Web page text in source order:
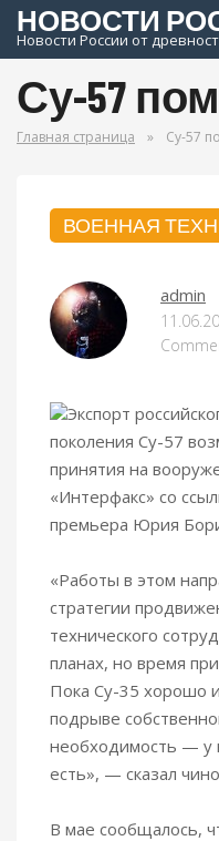
НОВОСТИ
Новости России от
Су-57
Главная страница » Су-57
ВОЕННАЯ
admin
Экспорт
поколения Су-57
принятия на
«Интерфакс» со
премьера Юрия
«Работы в этом
стратегии
технического
планах, но время
Пока Су-35 хорошо
подрыве
необходимость — у
есть», — сказал
В мае сообщалось,